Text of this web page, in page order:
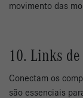
movimento das
10. Links de
Conectam os
são essenciais